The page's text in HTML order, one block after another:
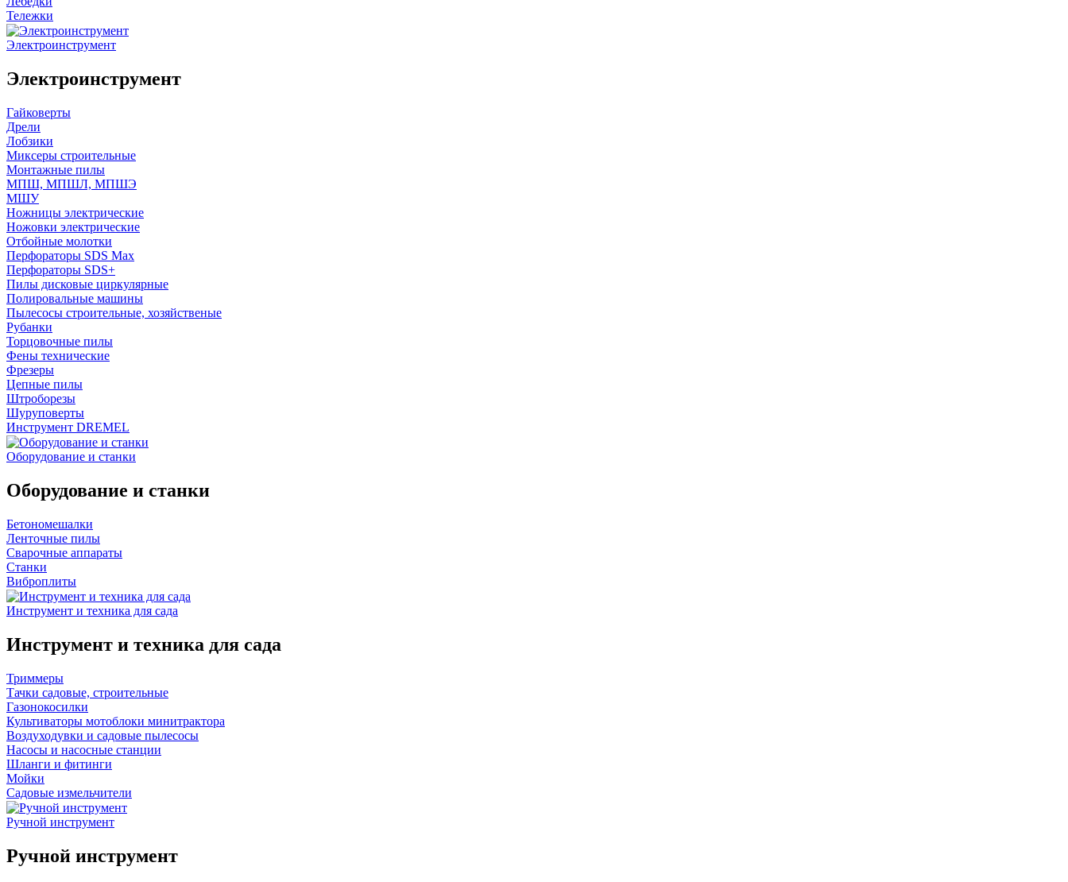
Тележки
Электроинструмент
Электроинструмент
Гайковерты
Дрели
Лобзики
Миксеры строительные
Монтажные пилы
МПШ, МПШЛ, МПШЭ
МШУ
Ножницы электрические
Ножовки электрические
Отбойные молотки
Перфораторы SDS Max
Перфораторы SDS+
Пилы дисковые циркулярные
Полировальные машины
Пылесосы строительные, хозяйственые
Рубанки
Торцовочные пилы
Фены технические
Фрезеры
Цепные пилы
Штроборезы
Шуруповерты
Инструмент DREMEL
Оборудование и станки
Оборудование и станки
Бетономешалки
Ленточные пилы
Сварочные аппараты
Станки
Виброплиты
Инструмент и техника для сада
Инструмент и техника для сада
Триммеры
Тачки садовые, строительные
Газонокосилки
Культиваторы мотоблоки минитрактора
Воздуходувки и садовые пылесосы
Насосы и насосные станции
Шланги и фитинги
Мойки
Садовые измельчители
Ручной инструмент
Ручной инструмент